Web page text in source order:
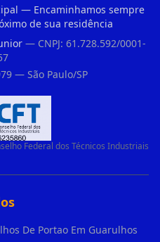
— Encaminhamos sempre
de sua residência
— CNPJ: 61.728.592/0001-
— São Paulo/SP
Federal dos Técnicos Industriais
De Portao Em Guarulhos